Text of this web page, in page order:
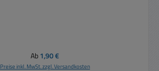
Regulärer Preis:
Ab1,90 €
Preise inkl. MwSt. zzgl. Versandkosten